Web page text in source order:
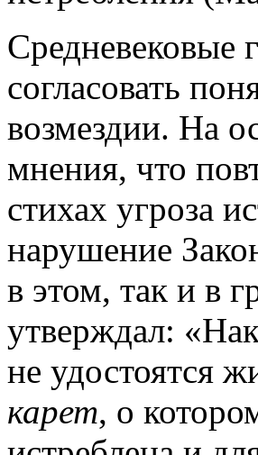
Средневековые
согласовать
возмездии. На
мнения, что
стихах угроза
нарушение
в этом, так и в
утверждал:
не удостоятся
карет, о